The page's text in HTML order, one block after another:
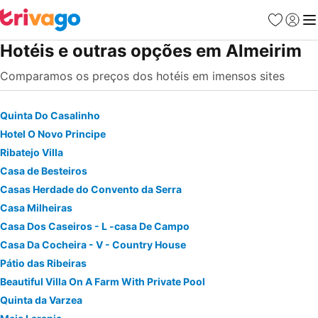
Favoritos
Iniciar
Hotéis e outras opções em Almeirim
Comparamos os preços dos hotéis em imensos sites
Quinta Do Casalinho
Hotel O Novo Principe
Ribatejo Villa
Casa de Besteiros
Casas Herdade do Convento da Serra
Casa Milheiras
Casa Dos Caseiros - L -casa De Campo
Casa Da Cocheira - V - Country House
Pátio das Ribeiras
Beautiful Villa On A Farm With Private Pool
Quinta da Varzea